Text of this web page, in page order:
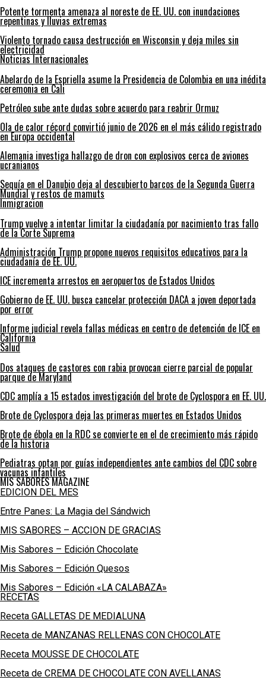
Potente tormenta amenaza al noreste de EE. UU. con inundaciones
repentinas y lluvias extremas
Violento tornado causa destrucción en Wisconsin y deja miles sin
electricidad
Noticias Internacionales
Abelardo de la Espriella asume la Presidencia de Colombia en una inédita
ceremonia en Cali
Petróleo sube ante dudas sobre acuerdo para reabrir Ormuz
Ola de calor récord convirtió junio de 2026 en el más cálido registrado
en Europa occidental
Alemania investiga hallazgo de dron con explosivos cerca de aviones
ucranianos
Sequía en el Danubio deja al descubierto barcos de la Segunda Guerra
Mundial y restos de mamuts
Inmigracion
Trump vuelve a intentar limitar la ciudadanía por nacimiento tras fallo
de la Corte Suprema
Administración Trump propone nuevos requisitos educativos para la
ciudadanía de EE. UU.
ICE incrementa arrestos en aeropuertos de Estados Unidos
Gobierno de EE. UU. busca cancelar protección DACA a joven deportada
por error
Informe judicial revela fallas médicas en centro de detención de ICE en
California
Salud
Dos ataques de castores con rabia provocan cierre parcial de popular
parque de Maryland
CDC amplía a 15 estados investigación del brote de Cyclospora en EE. UU.
Brote de Cyclospora deja las primeras muertes en Estados Unidos
Brote de ébola en la RDC se convierte en el de crecimiento más rápido
de la historia
Pediatras optan por guías independientes ante cambios del CDC sobre
vacunas infantiles
MIS SABORES MAGAZINE
EDICION DEL MES
Entre Panes: La Magia del Sándwich
MIS SABORES – ACCION DE GRACIAS
Mis Sabores – Edición Chocolate
Mis Sabores – Edición Quesos
Mis Sabores – Edición «LA CALABAZA»
RECETAS
Receta GALLETAS DE MEDIALUNA
Receta de MANZANAS RELLENAS CON CHOCOLATE
Receta MOUSSE DE CHOCOLATE
Receta de CREMA DE CHOCOLATE CON AVELLANAS